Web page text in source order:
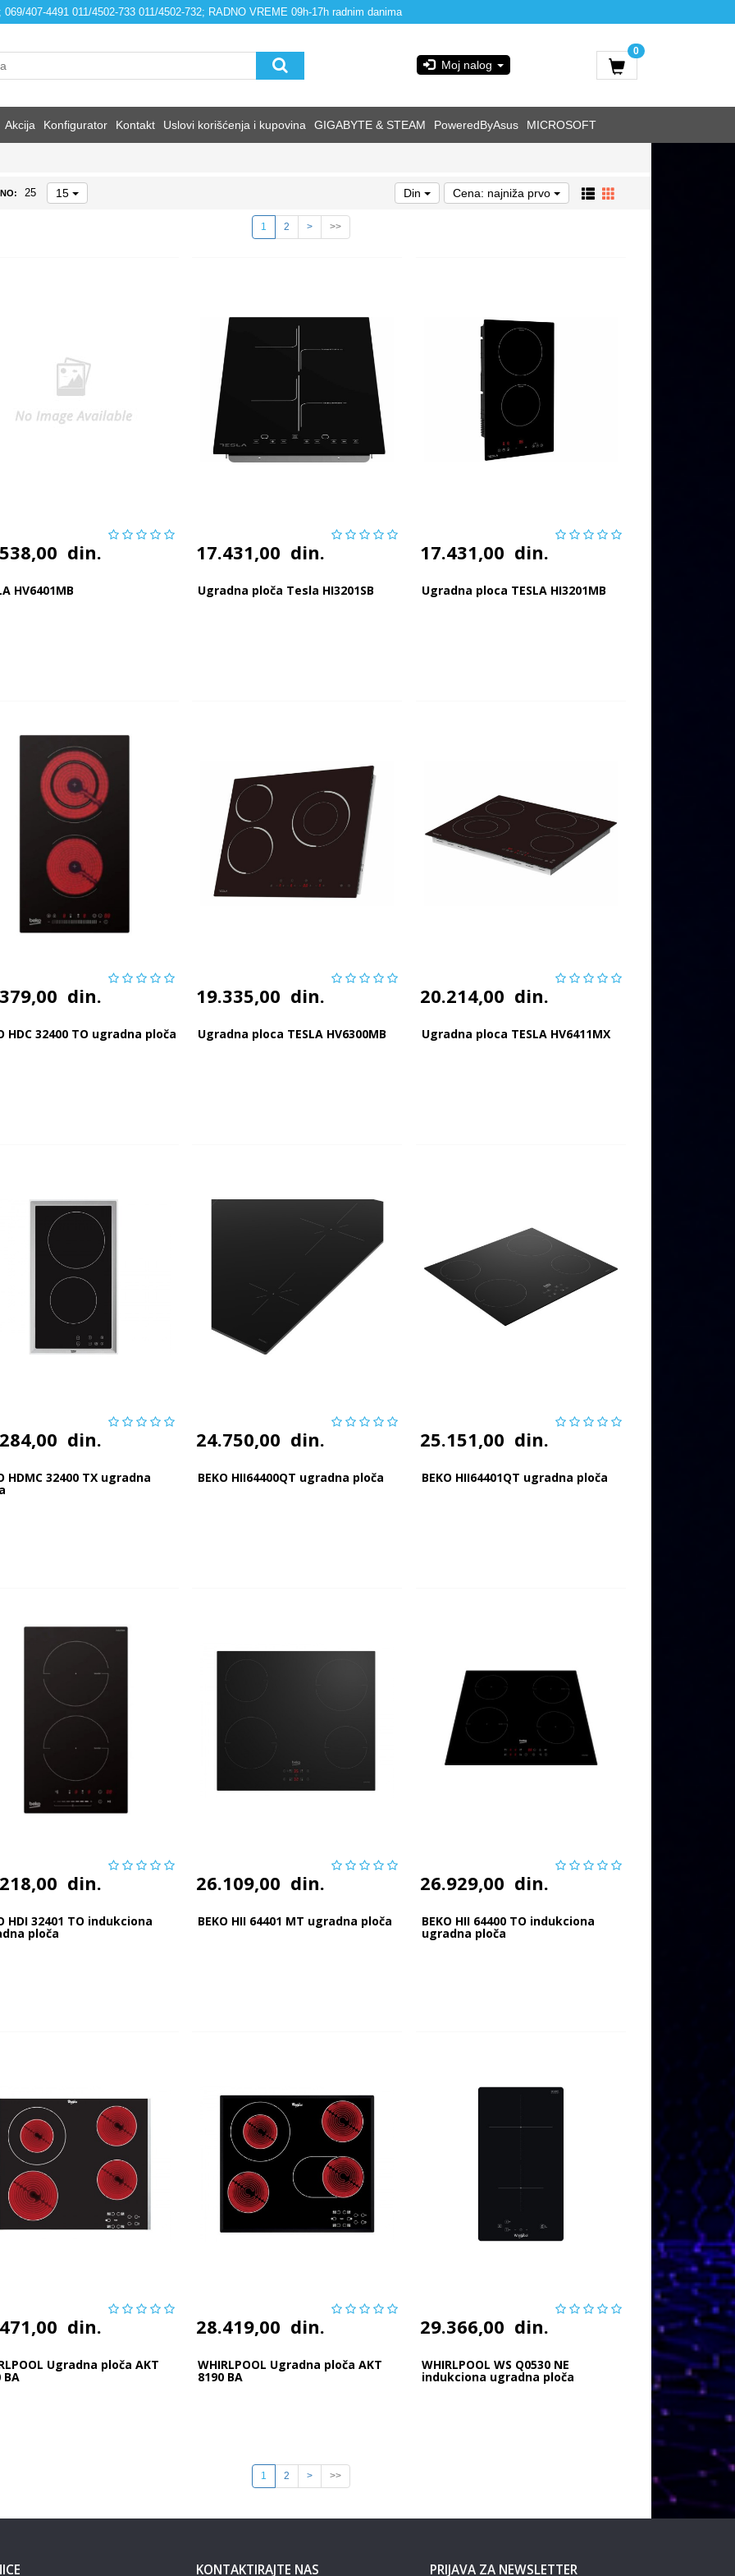
407-4491 011/4502-733 011/4502-732; RADNO VREME 09h-17h radnim danima
Moj nalog
0
Akcija Konfigurator Kontakt Uslovi korišćenja i kupovina GIGABYTE & STEAM PoweredByAsus MICROSOFT
25 15 Din Cena: najniža prvo
1 2 > >>
din.
HV6401MB
17.431,00 din.
Ugradna ploča Tesla HI3201SB
17.431,00 din.
Ugradna ploca TESLA HI3201MB
din.
HDC 32400 TO ugradna ploča
19.335,00 din.
Ugradna ploca TESLA HV6300MB
20.214,00 din.
Ugradna ploca TESLA HV6411MX
din.
HDMC 32400 TX ugradna
24.750,00 din.
BEKO HII64400QT ugradna ploča
25.151,00 din.
BEKO HII64401QT ugradna ploča
din.
HDI 32401 TO indukciona
ploča
26.109,00 din.
BEKO HII 64401 MT ugradna ploča
26.929,00 din.
BEKO HII 64400 TO indukciona
ugradna ploča
din.
Ugradna ploča AKT
BA
28.419,00 din.
WHIRLPOOL Ugradna ploča AKT
8190 BA
29.366,00 din.
WHIRLPOOL WS Q0530 NE
indukciona ugradna ploča
1 2 > >>
KONTAKTIRAJTE NAS PRIJAVA ZA NEWSLETTER